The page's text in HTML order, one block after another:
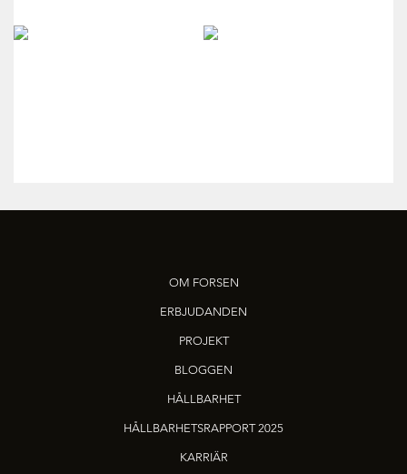
OM FORSEN
ERBJUDANDEN
PROJEKT
BLOGGEN
HÅLLBARHET
HÅLLBARHETSRAPPORT 2025
KARRIÄR